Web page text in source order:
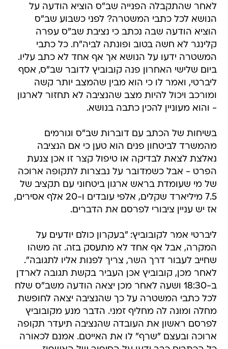
לאחר שהתקבלה הפנייה שב"ס הוציא הודעה על
הנושא לכל כתבי המשטרה? לפני כשבוע שב"ס
הוציא הודעה שבה נכתב כי נציבת שב"ס עפרה
קלינגר לא חשה בטוב ופונתה לביה"ח. כל כתבי
המשטרה ידעו על הנושא אך אף אחד לא כתב עליו.
ביום שלישי האחרון פנה קובוביץ לדובר שב"ס, אסף
ליברטי, ואמר לו כי הוא מבין שהמצב יותר קשה
ומורכב ויכול להיות מצב שהנציבה לא תחזור לארגון
- והוא מעוניין להכין כתבה בנושא.
בשיחות של הכתב עם דוברות שב"ס וגורמים
מהמשרד לביטחון פנים הוא טען כי אם הנציבה
נאלצת לצאת לבדיקה או טיפול קצר זו אכן צנעת
הפרט - אבל כשמדובר על נבצרות לתקופה ארוכה
של מי שעומדת בראש ארגון ביטחוני עם תקציב של
7.5 מיליארד שקלים, אלפי עובדים ו-20 אלף אסירים,
אז יש עניין ציבורי לפרסם את הדברים.
ליברטי אמר לקובוביץ: "בעקרון כולם יודעים על
המקרה, אבל אף אחד לא מתעסק בזה. זה משהו
שחייב לעבור דרך השר, צריך לפנות אליו לתגובה".
לאחר מכן, קובוביץ אכן העביר בקשת תגובה לארדן
ב-18:30 ושעה לאחר מכן יצאה הודעה משב"ס שלח
לכל כתבי המשטרה על כך שהנציבה יצאה לחופשת
מחלה ומונה לה מחליף זמני. הדבר מנע מקובוביץ
לפרסם ראשון את העובדה שהנציבה תיעדר תקופה
ארוכה ובעצם "שרף" לו את האייטם. אמנם לכאורה